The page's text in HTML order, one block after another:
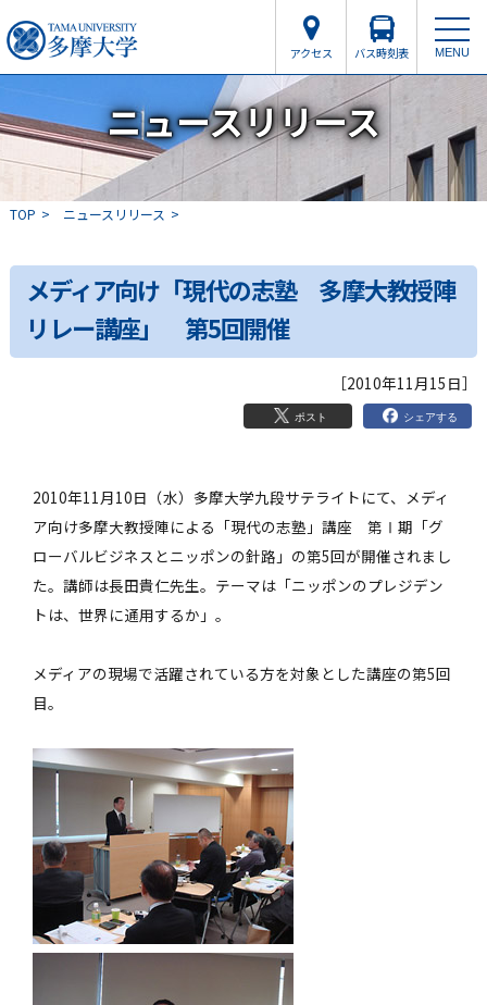
アクセス バス時刻表 MENU
ニュースリリース
TOP ニュースリリース
メディア向け「現代の志塾 多摩大教授陣
リレー講座」 第5回開催
［2010年11月15日］
ポスト シェアする
2010年11月10日（水）多摩大学九段サテライトにて、メディ
ア向け多摩大教授陣による「現代の志塾」講座 第Ⅰ期「グ
ローバルビジネスとニッポンの針路」の第5回が開催されまし
た。講師は長田貴仁先生。テーマは「ニッポンのプレジデン
トは、世界に通用するか」。
メディアの現場で活躍されている方を対象とした講座の第5回
目。